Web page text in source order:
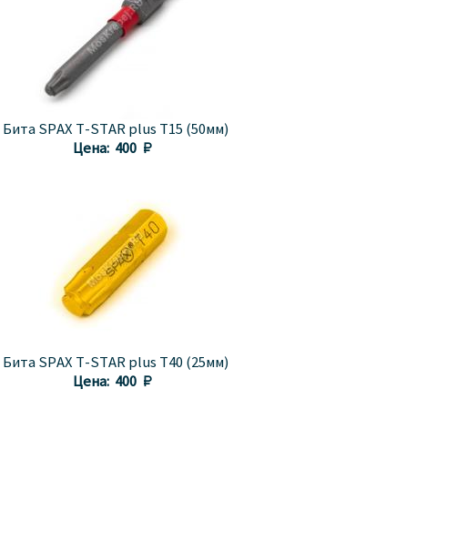
Бита SPAX T-STAR plus T15 (50мм)
Цена: 400 
Бита SPAX T-STAR plus T40 (25мм)
Цена: 400 